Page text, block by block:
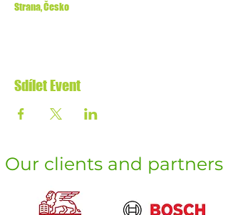
Strana, Česko
Sdílet Event
Our clients and partners